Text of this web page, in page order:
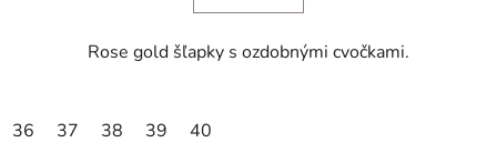
Rose gold šľapky s ozdobnými cvočkami.
36 37 38 39 40